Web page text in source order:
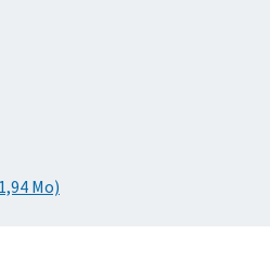
Mo)